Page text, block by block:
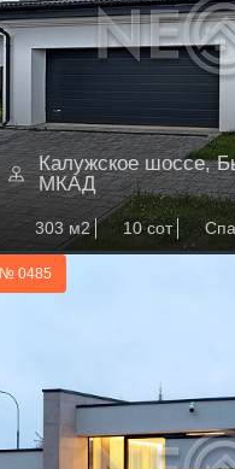
Калужское шоссе,
МКАД
303 м2 10 сот
№ 0485